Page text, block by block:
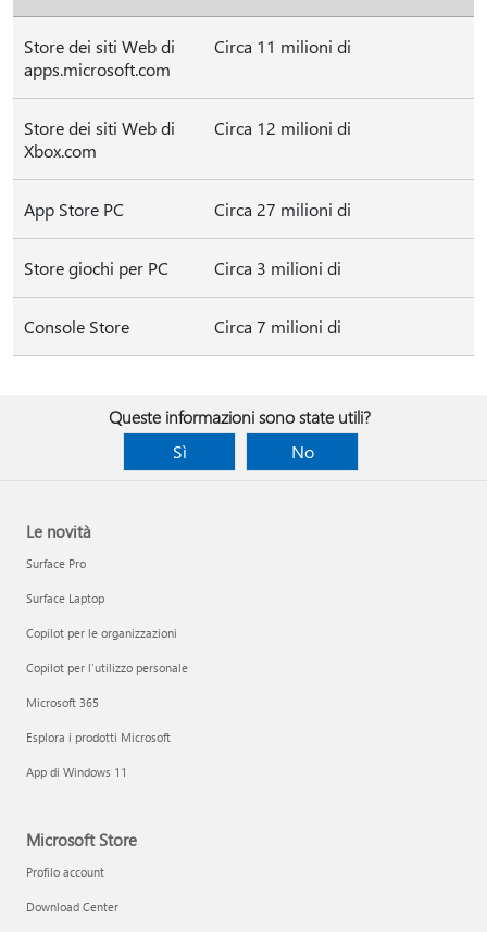
Store dei siti Web di
apps.microsoft.com
Circa 11 milioni di
Store dei siti Web di
Xbox.com
Circa 12 milioni di
App Store PC Circa 27 milioni di
Store giochi per PC Circa 3 milioni di
Console Store Circa 7 milioni di
Queste informazioni sono state utili?
Sì
No
Le novità
Surface Pro
Surface Laptop
Copilot per le organizzazioni
Copilot per l'utilizzo personale
Microsoft 365
Esplora i prodotti Microsoft
App di Windows 11
Microsoft Store
Profilo account
Download Center